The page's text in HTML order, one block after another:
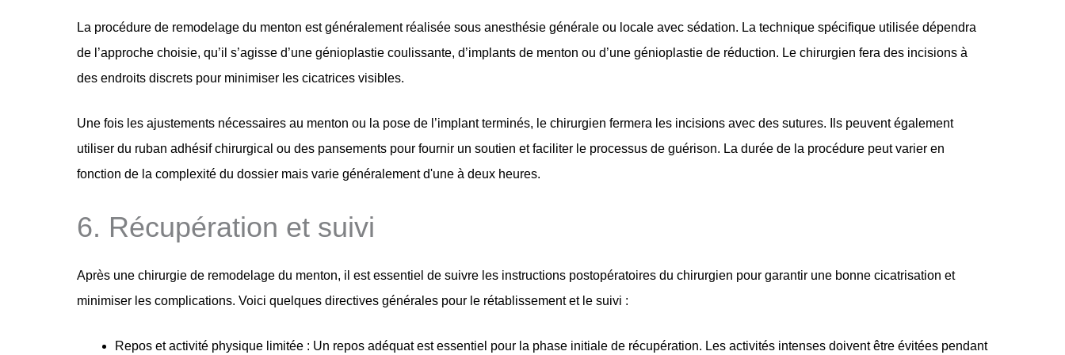
La procédure de remodelage du menton est généralement réalisée sous anesthésie générale ou locale avec sédation. La technique spécifique utilisée dépendra
de l’approche choisie, qu’il s’agisse d’une génioplastie coulissante, d’implants de menton ou d’une génioplastie de réduction. Le chirurgien fera des incisions à
des endroits discrets pour minimiser les cicatrices visibles.
Une fois les ajustements nécessaires au menton ou la pose de l’implant terminés, le chirurgien fermera les incisions avec des sutures. Ils peuvent également
utiliser du ruban adhésif chirurgical ou des pansements pour fournir un soutien et faciliter le processus de guérison. La durée de la procédure peut varier en
fonction de la complexité du dossier mais varie généralement d'une à deux heures.
6. Récupération et suivi
Après une chirurgie de remodelage du menton, il est essentiel de suivre les instructions postopératoires du chirurgien pour garantir une bonne cicatrisation et
minimiser les complications. Voici quelques directives générales pour le rétablissement et le suivi :
Repos et activité physique limitée : Un repos adéquat est essentiel pour la phase initiale de récupération. Les activités intenses doivent être évitées pendant